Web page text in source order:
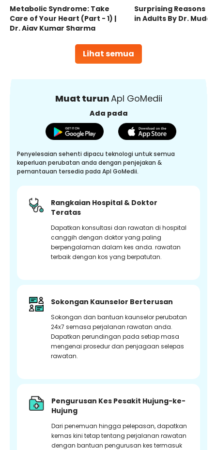
Lihat semua
Metabolic Syndrome: Take
Care of Your Heart (Part - 1) |
Dr. Ajay Kumar Sharma
Surprising Reasons
in Adults By Dr.
Muat turunApl GoMedii
Ada pada
Penyelesaian sehenti dipacu teknologi untuk semua
keperluan perubatan anda dengan penjejakan &
pemantauan tersedia pada Apl GoMedii.
Rangkaian Hospital & Doktor
Teratas
Dapatkan konsultasi dan rawatan di hospital
canggih dengan doktor yang paling
berpengalaman dalam kes anda. rawatan
terbaik dengan kos yang berpatutan.
Sokongan Kaunselor Berterusan
Sokongan dan bantuan kaunselor perubatan
24x7 semasa perjalanan rawatan anda.
Dapatkan perundingan pada setiap masa
mengenai prosedur dan penjagaan selepas
rawatan.
Pengurusan Kes Pesakit Hujung-ke-
Hujung
Dari penemuan hingga pelepasan, dapatkan
kemas kini tetap tentang perjalanan rawatan
dengan bantuan pengurusan kes termasuk